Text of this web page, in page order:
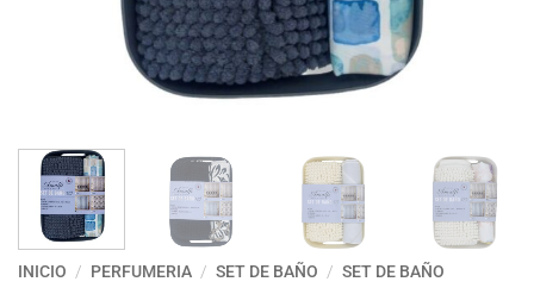
INICIO / PERFUMERIA / SET DE BAÑO / SET DE BAÑO